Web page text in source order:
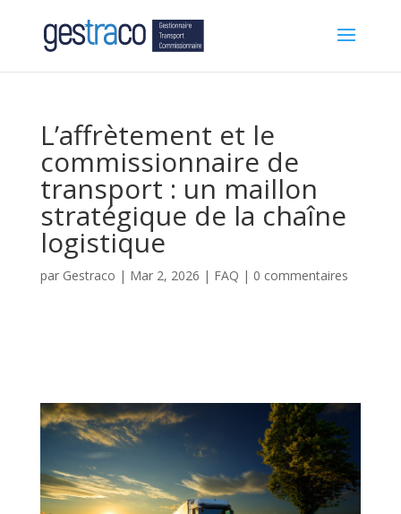
L’affrètement et le
commissionnaire de
transport : un maillon
stratégique de la chaîne
logistique
par Gestraco | Mar 2, 2026 | FAQ | 0 commentaires